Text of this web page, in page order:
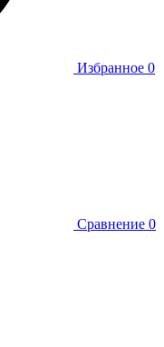
Избранное 0
Сравнение 0